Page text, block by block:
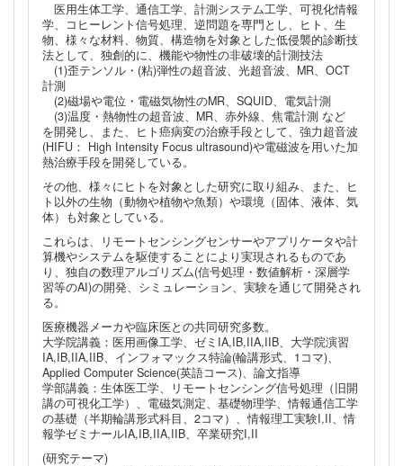
医用生体工学、通信工学、計測システム工学、可視化情報
学、コヒーレント信号処理、逆問題を専門とし、ヒト、生
物、様々な材料、物質、構造物を対象とした低侵襲的診断技
法として、独創的に、機能や物性の非破壊的計測技法
(1)歪テンソル・(粘)弾性の超音波、光超音波、MR、OCT
計測
(2)磁場や電位・電磁気物性のMR、SQUID、電気計測
(3)温度・熱物性の超音波、MR、赤外線、焦電計測 など
を開発し、また、ヒト癌病変の治療手段として、強力超音波
(HIFU： High Intensity Focus ultrasound)や電磁波を用いた加
熱治療手段を開発している。
その他、様々にヒトを対象とした研究に取り組み、また、ヒ
ト以外の生物（動物や植物や魚類）や環境（固体、液体、気
体）も対象としている。
これらは、リモートセンシングセンサーやアプリケータや計
算機やシステムを駆使することにより実現されるものであ
り、独自の数理アルゴリズム(信号処理・数値解析・深層学
習等のAI)の開発、シミュレーション、実験を通じて開発され
る。
医療機器メーカや臨床医との共同研究多数。
大学院講義：医用画像工学、ゼミIA,IB,IIA,IIB、大学院演習
IA,IB,IIA,IIB、インフォマックス特論(輪講形式、1コマ)、
Applied Computer Science(英語コース)、論文指導
学部講義：生体医工学、リモートセンシング信号処理（旧開
講の可視化工学）、電磁気測定、基礎物理学、情報通信工学
の基礎（半期輪講形式科目、2コマ）、情報理工実験I,II、情
報学ゼミナールIA,IB,IIA,IIB、卒業研究I,II
(研究テーマ)